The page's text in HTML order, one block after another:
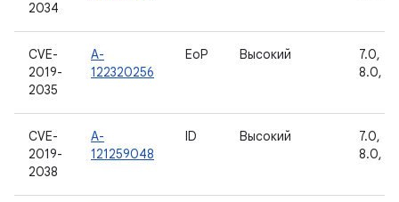
2034
CVE-
2019-
2035
A-
122320256
EoP Высокий
7.0,
8.0,
CVE-
2019-
2038
A-
121259048
ID Высокий
7.0,
8.0,